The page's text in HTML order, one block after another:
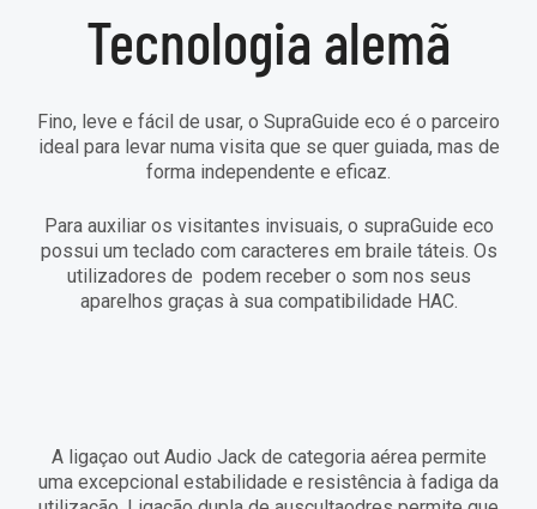
Tecnologia alemã
Fino, leve e fácil de usar, o SupraGuide eco é o parceiro
ideal para levar numa visita que se quer guiada, mas de
forma independente e eficaz.
Para auxiliar os visitantes invisuais, o supraGuide eco
possui um teclado com caracteres em braile táteis. Os
utilizadores de podem receber o som nos seus
aparelhos graças à sua compatibilidade HAC.
A ligaçao out Audio Jack de categoria aérea permite
uma excepcional estabilidade e resistência à fadiga da